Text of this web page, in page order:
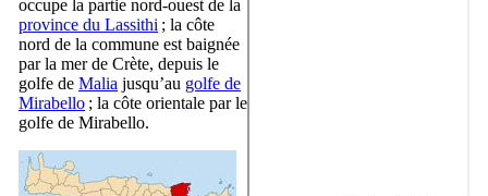
occupe la partie nord-ouest de la
province du Lassithi ; la côte
nord de la commune est baignée
par la mer de Crète, depuis le
golfe de Malia jusqu’au golfe de
Mirabello ; la côte orientale par le
golfe de Mirabello.